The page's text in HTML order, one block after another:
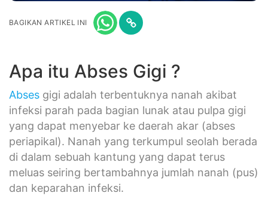
BAGIKAN ARTIKEL INI
Apa itu Abses Gigi ?
Abses gigi adalah terbentuknya nanah akibat
infeksi parah pada bagian lunak atau pulpa gigi
yang dapat menyebar ke daerah akar (abses
periapikal). Nanah yang terkumpul seolah berada
di dalam sebuah kantung yang dapat terus
meluas seiring bertambahnya jumlah nanah (pus)
dan keparahan infeksi.